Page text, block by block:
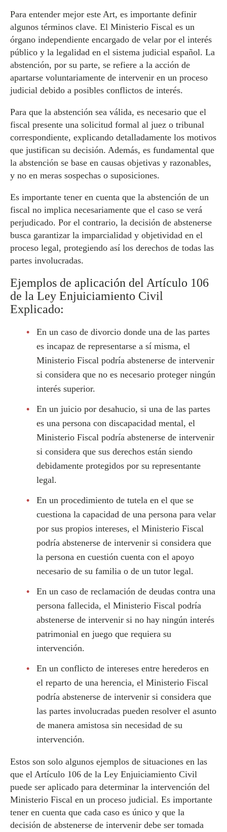
Para entender mejor este Art, es importante definir
algunos términos clave. El Ministerio Fiscal es un
órgano independiente encargado de velar por el interés
público y la legalidad en el sistema judicial español. La
abstención, por su parte, se refiere a la acción de
apartarse voluntariamente de intervenir en un proceso
judicial debido a posibles conflictos de interés.
Para que la abstención sea válida, es necesario que el
fiscal presente una solicitud formal al juez o tribunal
correspondiente, explicando detalladamente los motivos
que justifican su decisión. Además, es fundamental que
la abstención se base en causas objetivas y razonables,
y no en meras sospechas o suposiciones.
Es importante tener en cuenta que la abstención de un
fiscal no implica necesariamente que el caso se verá
perjudicado. Por el contrario, la decisión de abstenerse
busca garantizar la imparcialidad y objetividad en el
proceso legal, protegiendo así los derechos de todas las
partes involucradas.
Ejemplos de aplicación del Artículo 106
de la Ley Enjuiciamiento Civil
Explicado:
En un caso de divorcio donde una de las partes
es incapaz de representarse a sí misma, el
Ministerio Fiscal podría abstenerse de intervenir
si considera que no es necesario proteger ningún
interés superior.
En un juicio por desahucio, si una de las partes
es una persona con discapacidad mental, el
Ministerio Fiscal podría abstenerse de intervenir
si considera que sus derechos están siendo
debidamente protegidos por su representante
legal.
En un procedimiento de tutela en el que se
cuestiona la capacidad de una persona para velar
por sus propios intereses, el Ministerio Fiscal
podría abstenerse de intervenir si considera que
la persona en cuestión cuenta con el apoyo
necesario de su familia o de un tutor legal.
En un caso de reclamación de deudas contra una
persona fallecida, el Ministerio Fiscal podría
abstenerse de intervenir si no hay ningún interés
patrimonial en juego que requiera su
intervención.
En un conflicto de intereses entre herederos en
el reparto de una herencia, el Ministerio Fiscal
podría abstenerse de intervenir si considera que
las partes involucradas pueden resolver el asunto
de manera amistosa sin necesidad de su
intervención.
Estos son solo algunos ejemplos de situaciones en las
que el Artículo 106 de la Ley Enjuiciamiento Civil
puede ser aplicado para determinar la intervención del
Ministerio Fiscal en un proceso judicial. Es importante
tener en cuenta que cada caso es único y que la
decisión de abstenerse de intervenir debe ser tomada